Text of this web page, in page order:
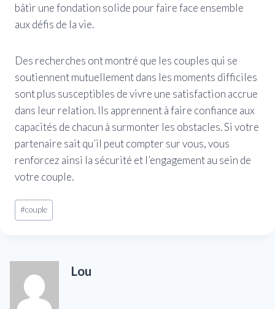
bâtir une fondation solide pour faire face ensemble
aux défis de la vie.
Des recherches ont montré que les couples qui se
soutiennent mutuellement dans les moments difficiles
sont plus susceptibles de vivre une satisfaction accrue
dans leur relation. Ils apprennent à faire confiance aux
capacités de chacun à surmonter les obstacles. Si votre
partenaire sait qu’il peut compter sur vous, vous
renforcez ainsi la sécurité et l’engagement au sein de
votre couple.
Étiquettes
de
#couple
Lou